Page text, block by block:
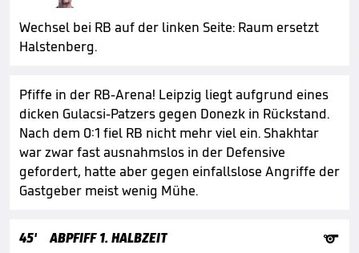
Wechsel bei RB auf der linken Seite: Raum ersetzt
Halstenberg.
Pfiffe in der RB-Arena! Leipzig liegt aufgrund eines
dicken Gulacsi-Patzers gegen Donezk in Rückstand.
Nach dem 0:1 fiel RB nicht mehr viel ein. Shakhtar
war zwar fast ausnahmslos in der Defensive
gefordert, hatte aber gegen einfallslose Angriffe der
Gastgeber meist wenig Mühe.
45' ABPFIFF 1. HALBZEIT
